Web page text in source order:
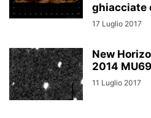
ghiacciate
17 Luglio 2017
New
2014 MU69
11 Luglio 2017